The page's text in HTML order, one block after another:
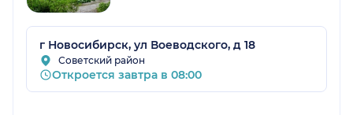
г Новосибирск, ул Воеводского, д 18
Советский район
Откроется завтра в 08:00